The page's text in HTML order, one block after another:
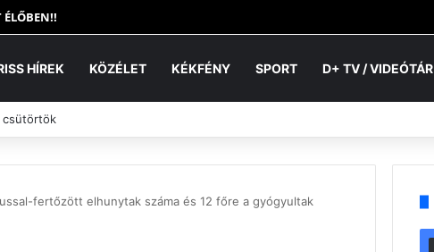
ÉLŐBEN!!
HÍREK KÖZÉLET KÉKFÉNY SPORT D+ TV / VIDEÓTÁR
csütörtök
fertőzött elhunytak száma és 12 főre a gyógyultak